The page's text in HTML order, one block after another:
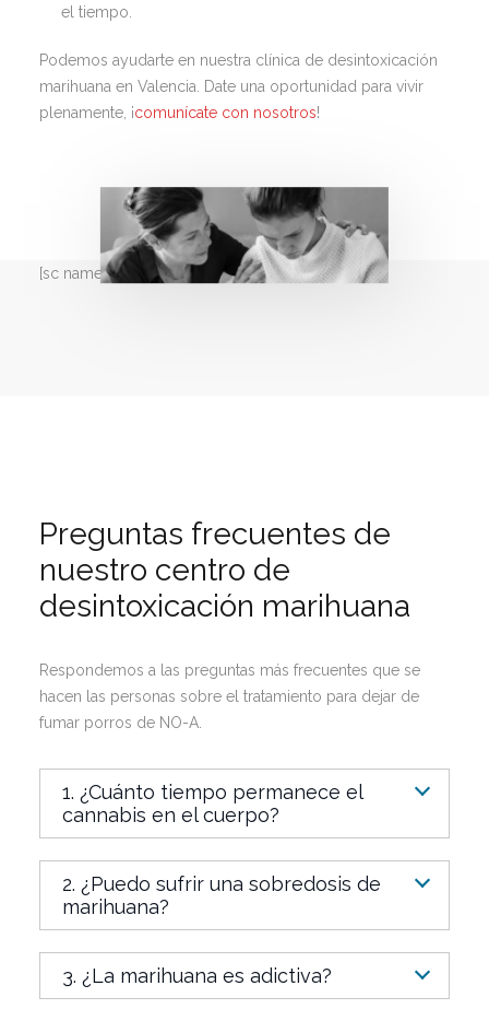
el tiempo.
Podemos ayudarte en nuestra clínica de desintoxicación
marihuana en Valencia. Date una oportunidad para vivir
plenamente, ¡comunícate con nosotros!
[sc name=”bannersep_22″ ][/sc]
Preguntas frecuentes de
nuestro centro de
desintoxicación marihuana
Respondemos a las preguntas más frecuentes que se
hacen las personas sobre el tratamiento para dejar de
fumar porros de NO-A.
1. ¿Cuánto tiempo permanece el
cannabis en el cuerpo?
2. ¿Puedo sufrir una sobredosis de
marihuana?
3. ¿La marihuana es adictiva?